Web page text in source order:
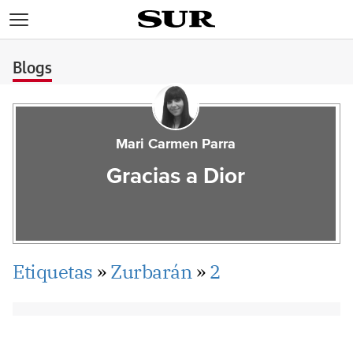
Blogs
Mari Carmen Parra
Gracias a Dior
Etiquetas »Zurbarán»2